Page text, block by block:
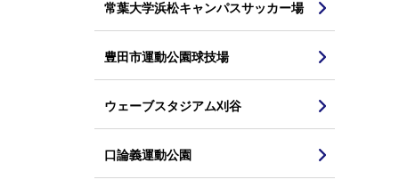
常葉大学浜松キャンパスサッカー場
豊田市運動公園球技場
ウェーブスタジアム刈谷
口論義運動公園